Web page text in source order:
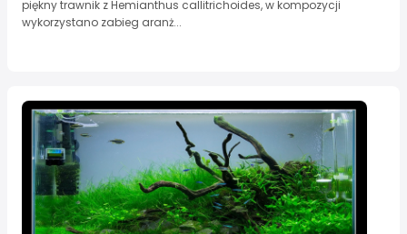
piękny trawnik z Hemianthus callitrichoides, w kompozycji
wykorzystano zabieg aranż...